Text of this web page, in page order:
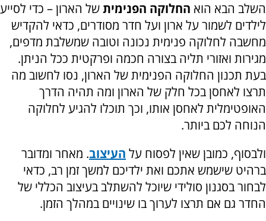
השלב הבא הוא החלוקה הפנימיתשל הארון – כדי לסייע
לילדים לשמור על ארון ועל חדר מסודרים, כדאי להקדיש
מחשבה לחלוקה פנימית נכונה וטובה שמשלבת מדפים,
מגירות ואזורי תליה בצורה חכמה ופרקטית ככל הניתן.
בעת תכנון החלוקה הפנימית של הארון, נסו לחשוב מה
תרצו לאחסן בכל חלק של הארון ומה תהיה הדרך
האופטימלית לאחסן אותו, וכך תוכלו להגיע לחלוקה
הנוחה לכם ביותר.
ולבסוף, כמובן שאין לפסוח על העיצוב. מאחר ומדובר
ברהיט שישמש אתכם ואת ילדיכם למשך זמן רב, כדאי
לבחור בסגנון סולידי שיוכל להשתלב בעיצוב הכללי של
החדר גם אם תרצו לערוך בו שינויים במהלך הזמן.